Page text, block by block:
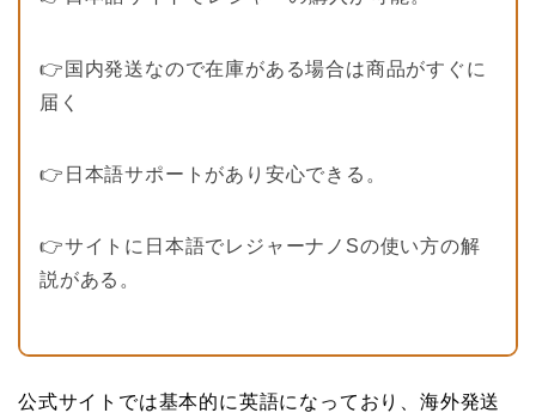
👉国内発送なので在庫がある場合は商品がすぐに
届く
👉日本語サポートがあり安心できる。
👉サイトに日本語でレジャーナノSの使い方の解
説がある。
公式サイトでは基本的に英語になっており、海外発送